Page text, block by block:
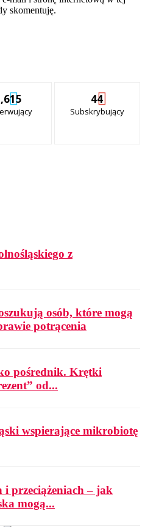
skomentuję.
44
Subskrybujący
z
osób, które mogą
potrącenia
pośrednik. Krętki
od...
wspierające mikrobiotę
przeciążeniach – jak
mogą...